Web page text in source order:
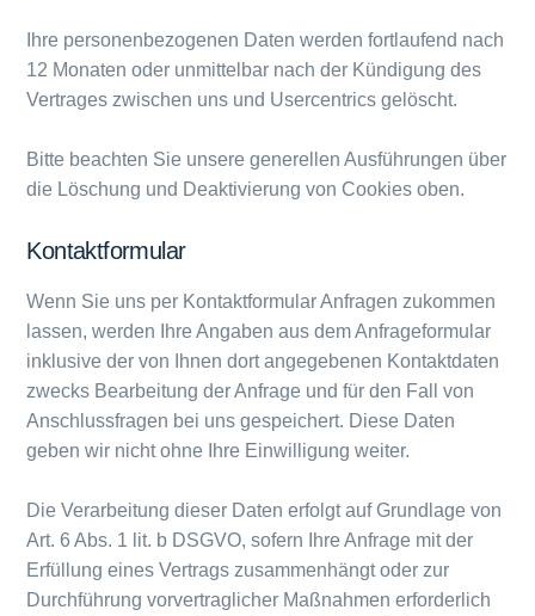
Ihre personenbezogenen Daten werden fortlaufend nach
12 Monaten oder unmittelbar nach der Kündigung des
Vertrages zwischen uns und Usercentrics gelöscht.
Bitte beachten Sie unsere generellen Ausführungen über
die Löschung und Deaktivierung von Cookies oben.
Kontaktformular
Wenn Sie uns per Kontaktformular Anfragen zukommen
lassen, werden Ihre Angaben aus dem Anfrageformular
inklusive der von Ihnen dort angegebenen Kontaktdaten
zwecks Bearbeitung der Anfrage und für den Fall von
Anschlussfragen bei uns gespeichert. Diese Daten
geben wir nicht ohne Ihre Einwilligung weiter.
Die Verarbeitung dieser Daten erfolgt auf Grundlage von
Art. 6 Abs. 1 lit. b DSGVO, sofern Ihre Anfrage mit der
Erfüllung eines Vertrags zusammenhängt oder zur
Durchführung vorvertraglicher Maßnahmen erforderlich